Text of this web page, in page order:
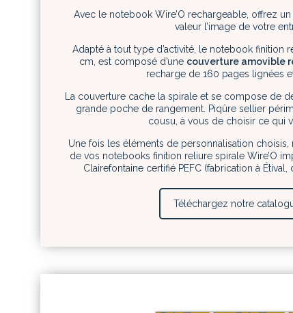
Avec le notebook Wire’O rechargeable, offrez
valeur l’image de votre
Adapté à tout type d’activité, le notebook finition
cm, est composé d’une couverture amovible
recharge de 160 pages lignées
La couverture cache la spirale et se compose de
grande poche de rangement. Piqûre sellier
cousu, à vous de choisir ce qui
Une fois les éléments de personnalisation
de vos notebooks finition reliure spirale Wire’O
Clairefontaine certifié PEFC (fabrication à
Téléchargez notre